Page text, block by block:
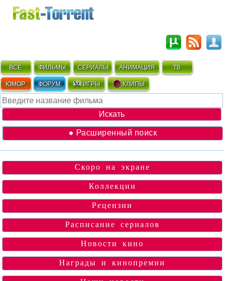
ВСЁ ФИЛЬМЫ СЕРИАЛЫ АНИМАЦИЯ ТВ
ЮМОР ФОРУМ ИГРЫ КЛИПЫ
● Расширенный поиск
Скоро на экране
Коллекции
Рецензии
Расписание сериалов
Новости кино
Награды и кинопремии